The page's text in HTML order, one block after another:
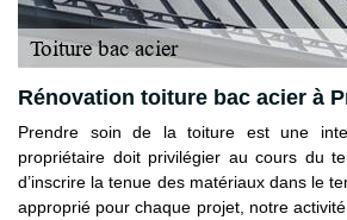
Rénovation toiture bac acier à
Prendre soin de la toiture est une
propriétaire doit privilégier au cours du
d’inscrire la tenue des matériaux dans le
approprié pour chaque projet, notre